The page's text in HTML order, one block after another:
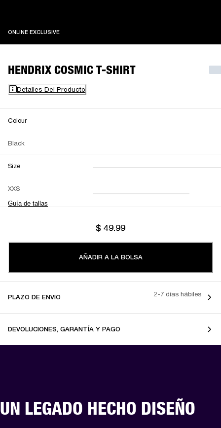
ONLINE EXCLUSIVEONLINE EXCLUSIVE
HENDRIX COSMIC T-SHIRT
Detalles Del Producto
Colour
Black
Size
XXS
Guía de tallas
XXS XS S M
L XL XXL
$ 49.99
AÑADIR A LA BOLSA
PLAZO DE ENVIO 2-7 días hábiles
DEVOLUCIONES, GARANTÍA Y PAGO
UN LEGADO HECHO DISEÑO